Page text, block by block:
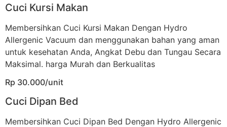
Cuci Kursi Makan
Membersihkan Cuci Kursi Makan Dengan Hydro
Allergenic Vacuum dan menggunakan bahan yang aman
untuk kesehatan Anda, Angkat Debu dan Tungau Secara
Maksimal. harga Murah dan Berkualitas
Rp 30.000/unit
Cuci Dipan Bed
Membersihkan Cuci Dipan Bed Dengan Hydro Allergenic